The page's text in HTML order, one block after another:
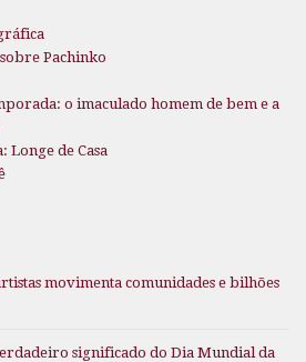
Pachinko
o imaculado homem de bem e a
Longe de Casa
movimenta comunidades e bilhões
significado do Dia Mundial da